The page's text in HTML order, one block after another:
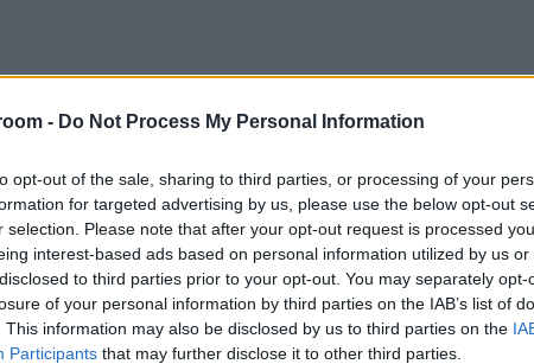
- Do Not Process My Personal Information
opt-out of the sale, sharing to third parties, or processing of your
for targeted advertising by us, please use the below opt-out
selection. Please note that after your opt-out request is processed
interest-based ads based on personal information utilized by us or
to third parties prior to your opt-out. You may separately opt-
of your personal information by third parties on the IAB’s list of
This information may also be disclosed by us to third parties on the
Participants that may further disclose it to other third parties.